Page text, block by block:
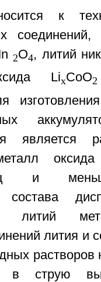
к
2O4, литий
LixCoO
является
и
состава
литий
лития и
растворов
струю